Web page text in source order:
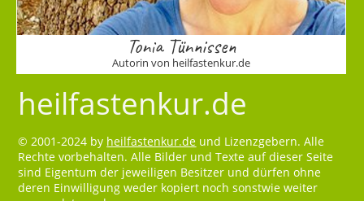
Tonia Tünnissen
Autorin von heilfastenkur.de
heilfastenkur.de
© 2001-2024 by heilfastenkur.de und Lizenzgebern. Alle
Rechte vorbehalten. Alle Bilder und Texte auf dieser Seite
sind Eigentum der jeweiligen Besitzer und dürfen ohne
deren Einwilligung weder kopiert noch sonstwie weiter